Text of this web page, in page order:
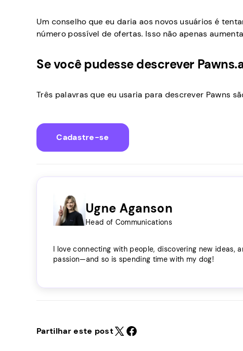
Um conselho que eu daria aos novos usuários é
número possível de ofertas. Isso não apenas
Se você pudesse descrever
Três palavras que eu usaria para descrever Pawns
Cadastre-se
Ugne Aganson
Head of Communications
I love connecting with people, discovering new ideas,
passion—and so is spending time with my dog!
Partilhar este post